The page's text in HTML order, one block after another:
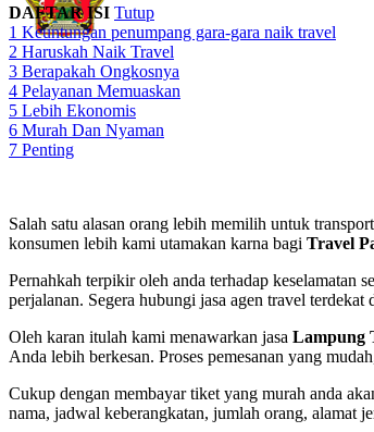
DAFTAR ISI Tutup
1 Keuntungan penumpang gara-gara naik travel
2 Haruskah Naik Travel
3 Berapakah Ongkosnya
4 Pelayanan Memuaskan
5 Lebih Ekonomis
6 Murah Dan Nyaman
7 Penting
Salah satu alasan orang lebih memilih untuk
konsumen lebih kami utamakan karna bagi Travel
Pernahkah terpikir oleh anda terhadap keselamatan
perjalanan. Segera hubungi jasa agen travel
Oleh karan itulah kami menawarkan jasa Lampung
Anda lebih berkesan. Proses pemesanan yang
Cukup dengan membayar tiket yang murah anda
nama, jadwal keberangkatan, jumlah orang, alamat